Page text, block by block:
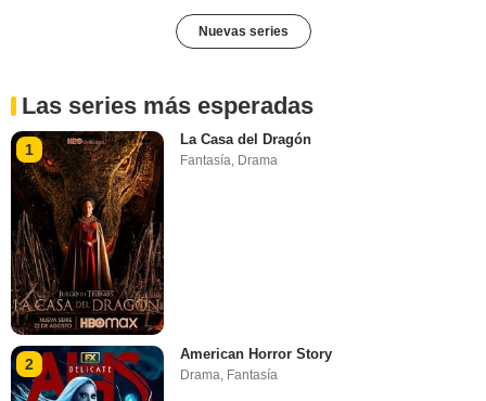
Nuevas series
Las series más esperadas
1
La Casa del Dragón
Fantasía, Drama
2
American Horror Story
Drama, Fantasía